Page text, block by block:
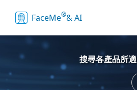
FaceMe®& AI
搜尋各產品所